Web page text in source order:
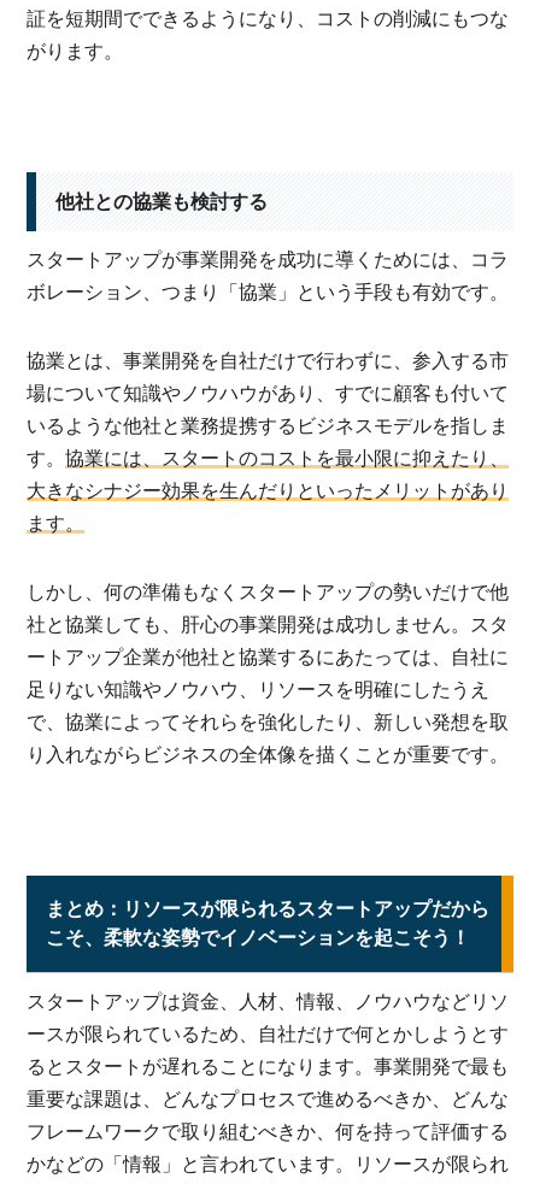
証を短期間でできるようになり、コストの削減にもつな
がります。
他社との協業も検討する
スタートアップが事業開発を成功に導くためには、コラ
ボレーション、つまり「協業」という手段も有効です。
協業とは、事業開発を自社だけで行わずに、参入する市
場について知識やノウハウがあり、すでに顧客も付いて
いるような他社と業務提携するビジネスモデルを指しま
す。協業には、スタートのコストを最小限に抑えたり、
大きなシナジー効果を生んだりといったメリットがあり
ます。
しかし、何の準備もなくスタートアップの勢いだけで他
社と協業しても、肝心の事業開発は成功しません。スタ
ートアップ企業が他社と協業するにあたっては、自社に
足りない知識やノウハウ、リソースを明確にしたうえ
で、協業によってそれらを強化したり、新しい発想を取
り入れながらビジネスの全体像を描くことが重要です。
まとめ：リソースが限られるスタートアップだから
こそ、柔軟な姿勢でイノベーションを起こそう！
スタートアップは資金、人材、情報、ノウハウなどリソ
ースが限られているため、自社だけで何とかしようとす
るとスタートが遅れることになります。事業開発で最も
重要な課題は、どんなプロセスで進めるべきか、どんな
フレームワークで取り組むべきか、何を持って評価する
かなどの「情報」と言われています。リソースが限られ